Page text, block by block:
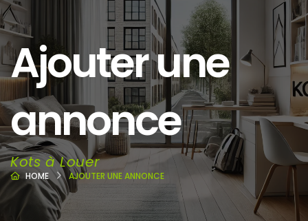
Ajouter une
annonce
Kots à Louer
HOME AJOUTER UNE ANNONCE